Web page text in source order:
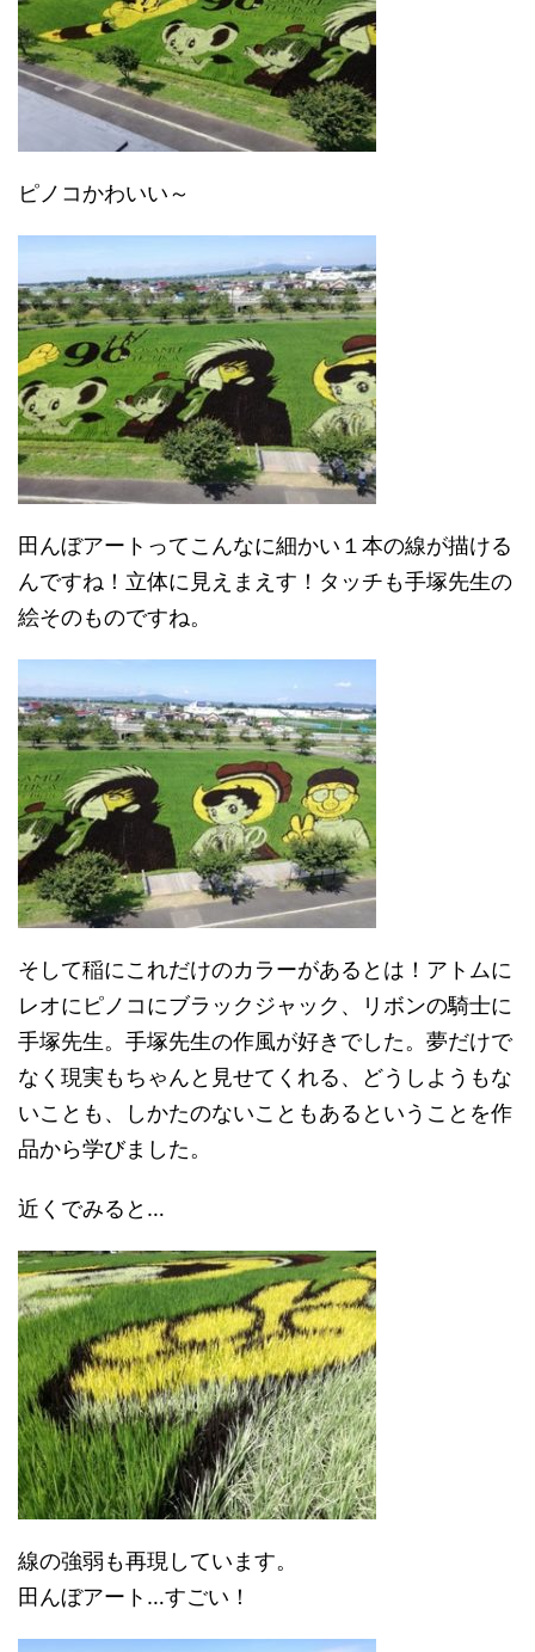
ピノコかわいい～
田んぼアートってこんなに細かい１本の線が描ける
んですね！立体に見えまえす！タッチも手塚先生の
絵そのものですね。
そして稲にこれだけのカラーがあるとは！アトムに
レオにピノコにブラックジャック、リボンの騎士に
手塚先生。手塚先生の作風が好きでした。夢だけで
なく現実もちゃんと見せてくれる、どうしようもな
いことも、しかたのないこともあるということを作
品から学びました。
近くでみると…
線の強弱も再現しています。
田んぼアート…すごい！